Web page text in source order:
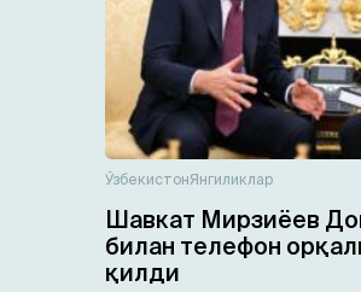
ЎзбекистонЯнгиликлар
Шавкат Мирзиёев
билан телефон
қилди